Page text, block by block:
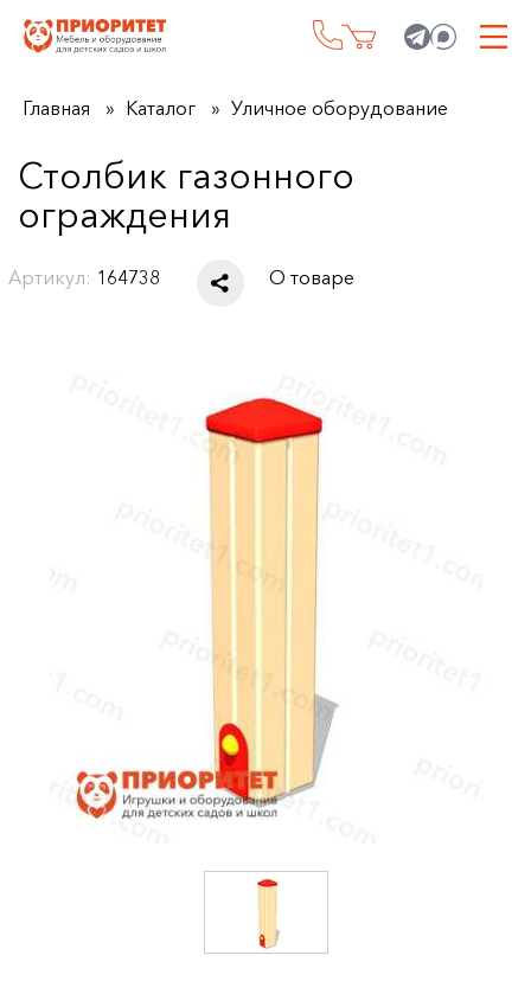
Главная Каталог Уличное оборудование
Столбик газонного
ограждения
Артикул: 164738 О товаре